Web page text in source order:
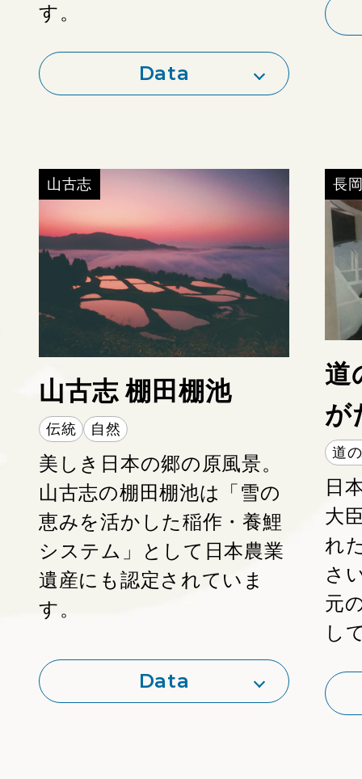
す。
Data
MAP
https://motenashiya.com/
備考：
山古志
山古志 棚田棚池
伝統 自然
美しき日本の郷の原風景。
山古志の棚田棚池は「雪の
恵みを活かした稲作・養鯉
システム」として日本農業
遺産にも認定されていま
す。
Data
長
道
が
道
日
大
れ
さ
元
し